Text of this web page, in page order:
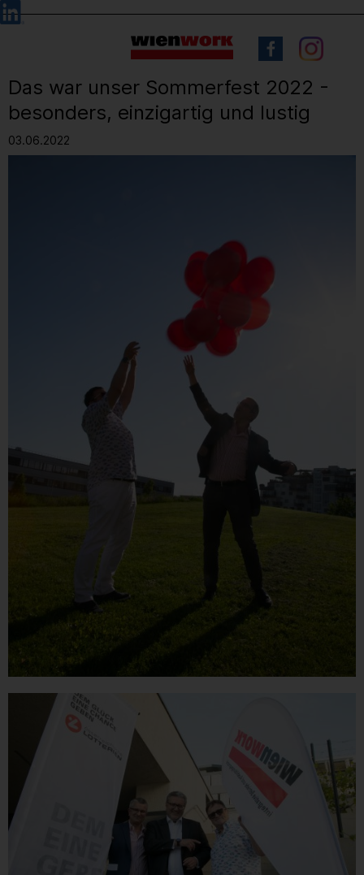
Barrierefreie
Bedienung
Sprachauswahl
Das war unser Sommerfest 2022 -
besonders, einzigartig und lustig
03.06.2022